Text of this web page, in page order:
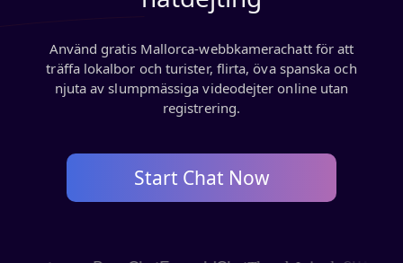
Använd gratis Mallorca-webbkamerachatt för att
träffa lokalbor och turister, flirta, öva spanska och
njuta av slumpmässiga videodejter online utan
registrering.
Start Chat Now